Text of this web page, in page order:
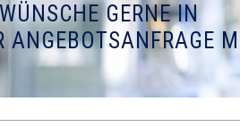
GERNE IN
ANGEBOTSANFRAGE